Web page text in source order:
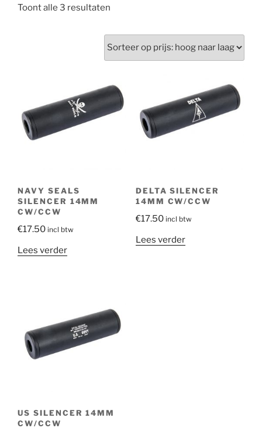
Toont alle 3 resultaten
prijs:
hoog
naar
NAVY SEALS
SILENCER 14MM
CW/CCW
€17.50 incl btw
Lees verder
DELTA SILENCER
14MM CW/CCW
€17.50 incl btw
Lees verder
US SILENCER 14MM
CW/CCW